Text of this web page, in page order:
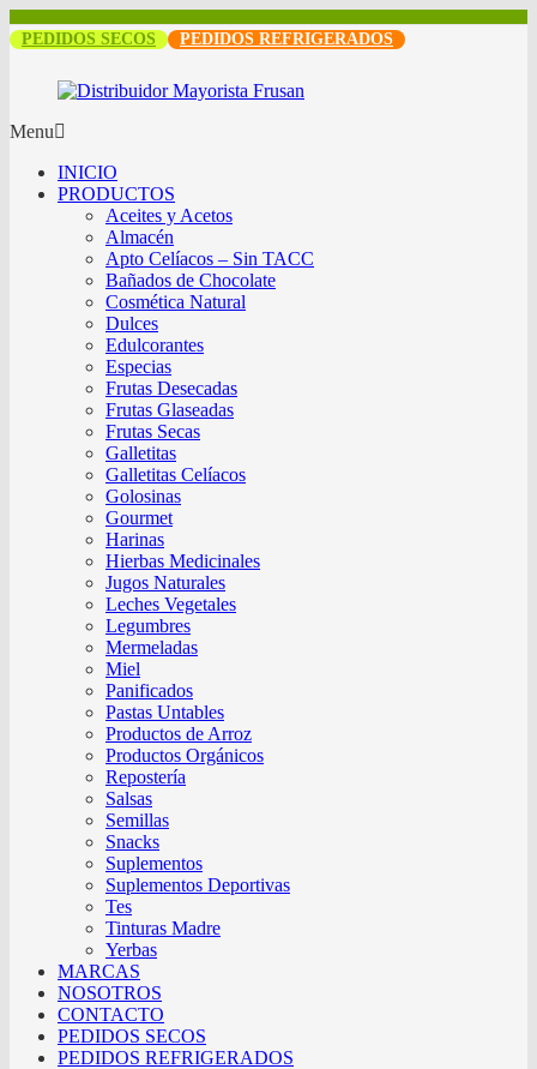
PEDIDOS SECOS PEDIDOS REFRIGERADOS
Menu
INICIO
PRODUCTOS
Aceites y Acetos
Almacén
Apto Celíacos – Sin TACC
Bañados de Chocolate
Cosmética Natural
Dulces
Edulcorantes
Especias
Frutas Desecadas
Frutas Glaseadas
Frutas Secas
Galletitas
Galletitas Celíacos
Golosinas
Gourmet
Harinas
Hierbas Medicinales
Jugos Naturales
Leches Vegetales
Legumbres
Mermeladas
Miel
Panificados
Pastas Untables
Productos de Arroz
Productos Orgánicos
Repostería
Salsas
Semillas
Snacks
Suplementos
Suplementos Deportivas
Tes
Tinturas Madre
Yerbas
MARCAS
NOSOTROS
CONTACTO
PEDIDOS SECOS
PEDIDOS REFRIGERADOS